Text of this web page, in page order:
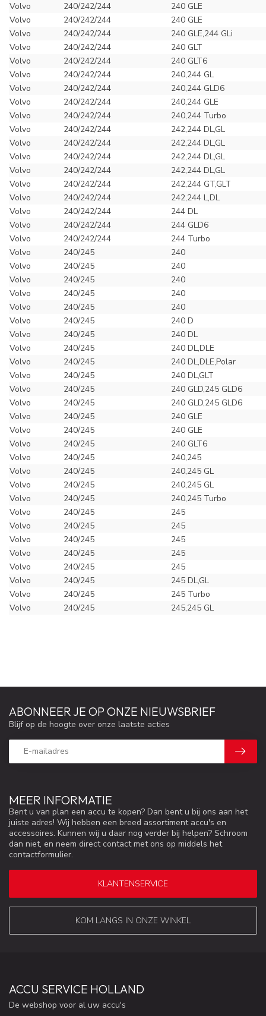
Volvo 240/242/244
240 GLE
Volvo
240/242/244
240 GLE
Volvo
240/242/244
240 GLE,244 GLi
Volvo
240/242/244
240 GLT
Volvo
240/242/244
240 GLT6
Volvo
240/242/244
240,244 GL
Volvo
240/242/244
240,244 GLD6
Volvo
240/242/244
240,244 GLE
Volvo
240/242/244
240,244 Turbo
Volvo
240/242/244
242,244 DL,GL
Volvo
240/242/244
242,244 DL,GL
Volvo
240/242/244
242,244 DL,GL
Volvo
240/242/244
242,244 DL,GL
Volvo
240/242/244
242,244 GT,GLT
Volvo
240/242/244
242,244 L,DL
Volvo
240/242/244
244 DL
Volvo
240/242/244
244 GLD6
Volvo
240/242/244
244 Turbo
Volvo
240/245
240
Volvo
240/245
240
Volvo
240/245
240
Volvo
240/245
240
Volvo
240/245
240
Volvo
240/245
240 D
Volvo
240/245
240 DL
Volvo
240/245
240 DL,DLE
Volvo
240/245
240 DL,DLE,Polar
Volvo
240/245
240 DL,GLT
Volvo
240/245
240 GLD,245 GLD6
Volvo
240/245
240 GLD,245 GLD6
Volvo
240/245
240 GLE
Volvo
240/245
240 GLE
Volvo
240/245
240 GLT6
Volvo
240/245
240,245
Volvo
240/245
240,245 GL
Volvo
240/245
240,245 GL
Volvo
240/245
240,245 Turbo
Volvo
240/245
245
Volvo
240/245
245
Volvo
240/245
245
Volvo
240/245
245
Volvo
240/245
245
Volvo
240/245
245 DL,GL
Volvo
240/245
245 Turbo
Volvo
240/245 245,245 GL
MEER INFORMATIE
Bent u van plan een accu te kopen? Dan bent u bij ons aan het
juiste adres! Wij hebben een breed assortiment accu's en
accessoires. Kunnen wij u daar nog verder bij helpen? Schroom
dan niet, en neem direct contact met ons op middels het
contactformulier.
KLANTENSERVICE
KOM LANGS IN ONZE WINKEL
ABONNEER JE OP ONZE NIEUWSBRIEF
Blijf op de hoogte over onze laatste acties
ACCU SERVICE HOLLAND
De webshop voor al uw accu's